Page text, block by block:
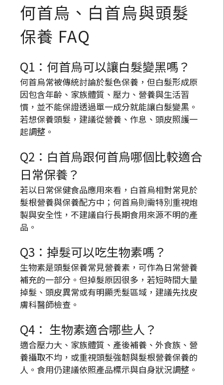
何首烏、白首烏與頭髮
保養 FAQ
Q1：何首烏可以讓白髮變黑嗎？
何首烏常被傳統討論於髮色保養，但白髮形成原
因包含年齡、家族體質、壓力、營養與生活習
慣，並不能保證透過單一成分就能讓白髮變黑。
若想保養頭髮，建議從營養、作息、頭皮照護一
起調整。
Q2：白首烏跟何首烏哪個比較適合
日常保養？
若以日常保健食品應用來看，白首烏相對常見於
髮根營養與保養配方中；何首烏則需特別重視炮
製與安全性，不建議自行長期食用來源不明的產
品。
Q3：掉髮可以吃生物素嗎？
生物素是頭髮保養常見營養素，可作為日常營養
補充的一部分。但掉髮原因很多，若短時間大量
掉髮、頭皮異常或有明顯禿髮區域，建議先找皮
膚科醫師檢查。
Q4： 生物素適合哪些人？
適合壓力大、家族體質、產後補養、外食族、營
養攝取不均，或重視頭髮強韌與髮根營養保養的
人。食用仍建議依照產品標示與自身狀況調整。